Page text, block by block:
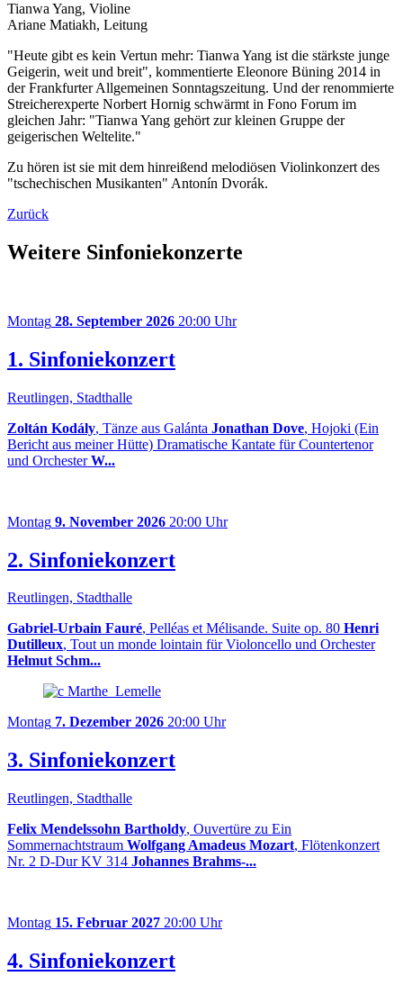
Tianwa Yang, Violine
Ariane Matiakh, Leitung
"Heute gibt es kein Vertun mehr: Tianwa Yang ist die stärkste junge
Geigerin, weit und breit", kommentierte Eleonore Büning 2014 in
der Frankfurter Allgemeinen Sonntagszeitung. Und der renommierte
Streicherexperte Norbert Hornig schwärmt in Fono Forum im
gleichen Jahr: "Tianwa Yang gehört zur kleinen Gruppe der
geigerischen Weltelite."
Zu hören ist sie mit dem hinreißend melodiösen Violinkonzert des
"tschechischen Musikanten" Antonín Dvorák.
Zurück
Weitere Sinfoniekonzerte
Montag 28. September 2026 20:00 Uhr
1. Sinfoniekonzert
Reutlingen, Stadthalle
Zoltán Kodály, Tänze aus Galánta Jonathan Dove, Hojoki (Ein
Bericht aus meiner Hütte) Dramatische Kantate für Countertenor
und OrchesterW...
Montag 9. November 2026 20:00 Uhr
2. Sinfoniekonzert
Reutlingen, Stadthalle
Gabriel-Urbain Fauré, Pelléas et Mélisande. Suite op. 80 Henri
Dutilleux, Tout un monde lointain für Violoncello und Orchester
Helmut Schm...
Montag 7. Dezember 2026 20:00 Uhr
3. Sinfoniekonzert
Reutlingen, Stadthalle
Felix Mendelssohn Bartholdy, Ouvertüre zu Ein
Sommernachtstraum Wolfgang Amadeus Mozart, Flötenkonzert
Nr. 2 D-Dur KV 314 Johannes Brahms-...
Montag 15. Februar 2027 20:00 Uhr
4. Sinfoniekonzert